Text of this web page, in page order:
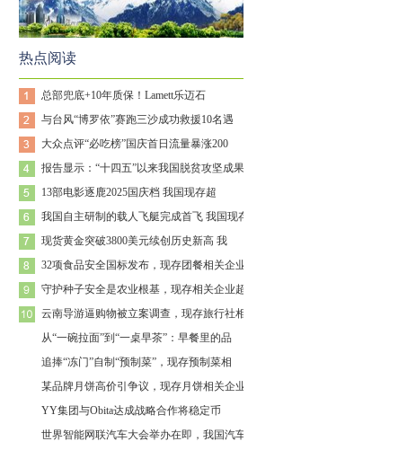
热点阅读
总部兜底+10年质保！Lamett乐迈石
与台风“博罗依”赛跑三沙成功救援10名遇
大众点评“必吃榜”国庆首日流量暴涨200
报告显示：“十四五”以来我国脱贫攻坚成果
13部电影逐鹿2025国庆档 我国现存超
我国自主研制的载人飞艇完成首飞 我国现存
现货黄金突破3800美元续创历史新高 我
32项食品安全国标发布，现存团餐相关企业
守护种子安全是农业根基，现存相关企业超2
云南导游逼购物被立案调查，现存旅行社相关
从“一碗拉面”到“一桌早茶”：早餐里的品
追捧“冻门”自制“预制菜”，现存预制菜相
某品牌月饼高价引争议，现存月饼相关企业超
YY集团与Obita达成战略合作将稳定币
世界智能网联汽车大会举办在即，我国汽车相